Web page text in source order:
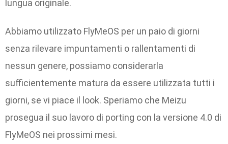
lungua originale.
Abbiamo utilizzato FlyMeOS per un paio di giorni
senza rilevare impuntamenti o rallentamenti di
nessun genere, possiamo considerarla
sufficientemente matura da essere utilizzata tutti i
giorni, se vi piace il look. Speriamo che Meizu
prosegua il suo lavoro di porting con la versione 4.0 di
FlyMeOS nei prossimi mesi.